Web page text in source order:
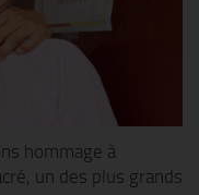
hommage à
un des plus grands